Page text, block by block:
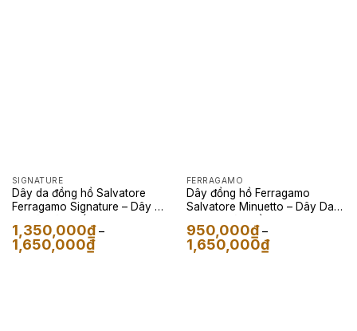
SIGNATURE
Dây da đồng hồ Salvatore
Ferragamo Signature – Dây Da
Kỳ Đà Màu Trắng
1,350,000₫ –
1,650,000₫Khoảng
giá:
FERRAGAMO
Dây đồng hồ Ferragamo
Salvatore Minuetto – Dây Da
Epsom Màu Hồng
950,000₫ –
1,650,000₫Khoảng
giá: